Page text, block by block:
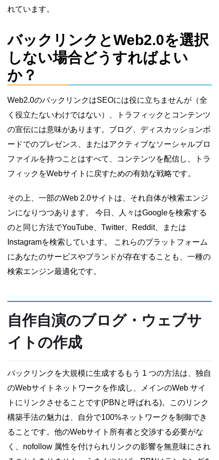
れています。
バックリンクとWeb2.0を選択
しない場合どうすればよい
か？
Web2.0のバックリンクはSEOには役に立ちませんが（全
く役立たないわけではない）、トラフィックとコンテンツ
の宣伝には意味があります。ブログ、ディスカッションボ
ードでのプレゼンス、またはアクティブなソーシャルプロ
ファイルを持つことはすべて、コンテンツを配信し、トラ
フィックをWebサイトに戻すための有効な戦略です。
その上、一部のWeb 2.0サイトは、それ自体が検索エンジ
ンになりつつあります。 今日、人々はGoogleを検索する
のと同じ方法でYouTube、Twitter、Reddit、または
Instagramを検索しています。 これらのプラットフォーム
にあなたのサービスやブランドが存在することも、一種の
検索エンジン最適化です。
自作自演のブログ・ウェブサ
イトの作成
バックリンクを大規模に生成するもう 1 つの方法は、独自
のWebサイトネットワークを作成し、メインのWeb サイ
トにリンクさせることです(PBNと呼ばれる)。このリンク
構築手法の魅力は、自分で100%ネットワークを制御でき
ることです。他のWebサイト所有者と交渉する必要がな
く、nofollow 属性を付けられリンクの影響を無意味にされ